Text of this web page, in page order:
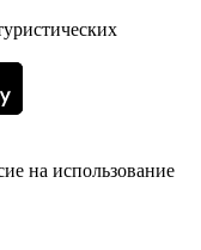
на использование